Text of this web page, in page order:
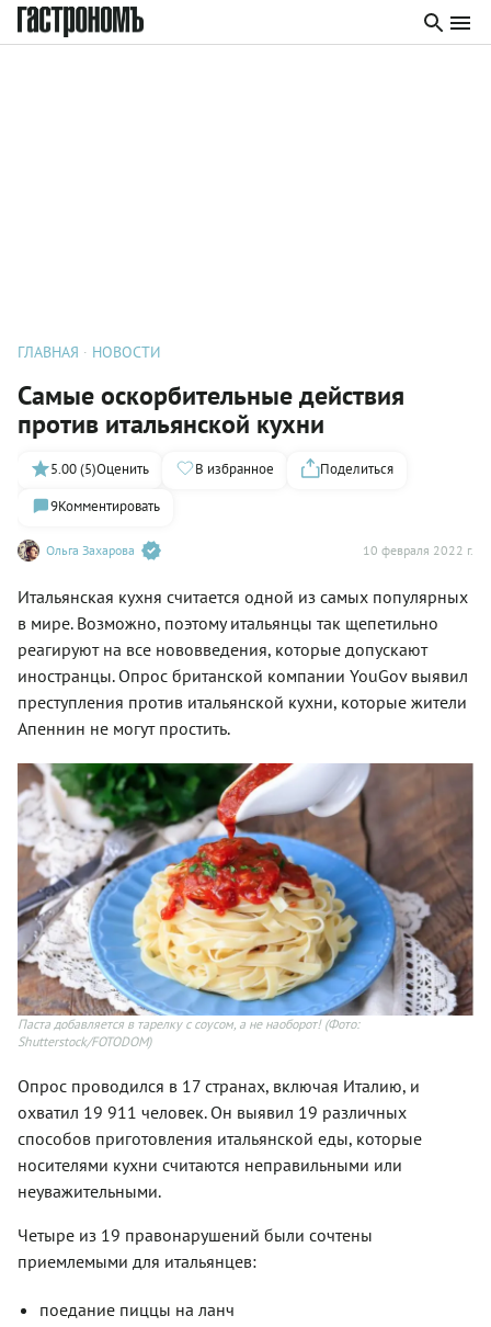
ГЛАВНАЯ НОВОСТИ
Самые оскорбительные действия
против итальянской кухни
Ольга Захарова 10 февраля 2022 г.
5.00 (5)Оценить В избранное
Поделиться
9Комментировать
Итальянская кухня считается одной из самых популярных
в мире. Возможно, поэтому итальянцы так щепетильно
реагируют на все нововведения, которые допускают
иностранцы. Опрос британской компании YouGov выявил
преступления против итальянской кухни, которые жители
Апеннин не могут простить.
Паста добавляется в тарелку с соусом, а не наоборот!(Фото:
Shutterstock/FOTODOM)
Опрос проводился в 17 странах, включая Италию, и
охватил 19 911 человек. Он выявил 19 различных
способов приготовления итальянской еды, которые
носителями кухни считаются неправильными или
неуважительными.
Четыре из 19 правонарушений были сочтены
приемлемыми для итальянцев:
поедание пиццы на ланч